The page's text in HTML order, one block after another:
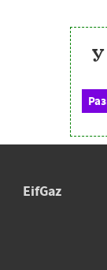
У
EifGaz